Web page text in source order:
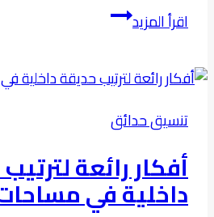
اقرأ المزيدتصميم
وتوريد
معالج
فى
الرياض
تنسيق حدائق
أفكار رائعة
داخلية في